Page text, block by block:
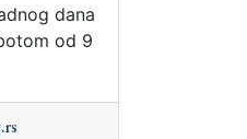
dana
od 9